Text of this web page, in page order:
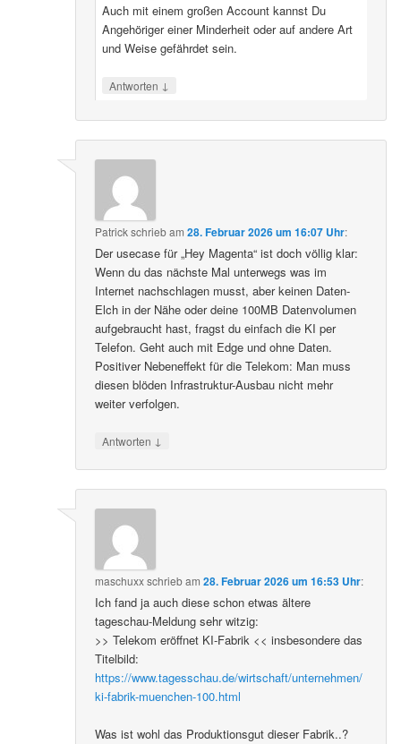
Auch mit einem großen Account kannst Du
Angehöriger einer Minderheit oder auf andere Art
und Weise gefährdet sein.
Antworten ↓
Patrickschriebam28. Februar 2026 um 16:07 Uhr:
Der usecase für „Hey Magenta“ ist doch völlig klar:
Wenn du das nächste Mal unterwegs was im
Internet nachschlagen musst, aber keinen Daten-
Elch in der Nähe oder deine 100MB Datenvolumen
aufgebraucht hast, fragst du einfach die KI per
Telefon. Geht auch mit Edge und ohne Daten.
Positiver Nebeneffekt für die Telekom: Man muss
diesen blöden Infrastruktur-Ausbau nicht mehr
weiter verfolgen.
Antworten ↓
maschuxxschriebam28. Februar 2026 um 16:53 Uhr:
Ich fand ja auch diese schon etwas ältere
tageschau-Meldung sehr witzig:
>> Telekom eröffnet KI-Fabrik << insbesondere das
Titelbild:
https://www.tagesschau.de/wirtschaft/unternehmen/
ki-fabrik-muenchen-100.html
Was ist wohl das Produktionsgut dieser Fabrik..?